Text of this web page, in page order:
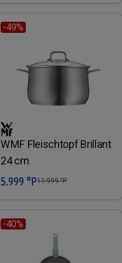
-49%
WMF Fleischtopf Brillant
24 cm
In den Warenkorb
5.999 °P11.999°P
-40%